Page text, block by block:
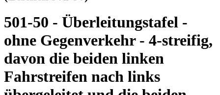
501-50 - Überleitungstafel -
ohne Gegenverkehr - 4-streifig,
davon die beiden linken
Fahrstreifen nach links